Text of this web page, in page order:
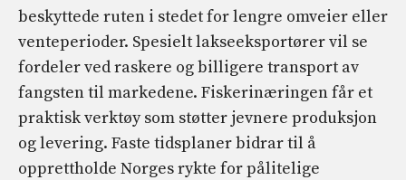
beskyttede ruten i stedet for lengre omveier eller
venteperioder. Spesielt lakseeksportører vil se
fordeler ved raskere og billigere transport av
fangsten til markedene. Fiskerinæringen får et
praktisk verktøy som støtter jevnere produksjon
og levering. Faste tidsplaner bidrar til å
opprettholde Norges rykte for pålitelige